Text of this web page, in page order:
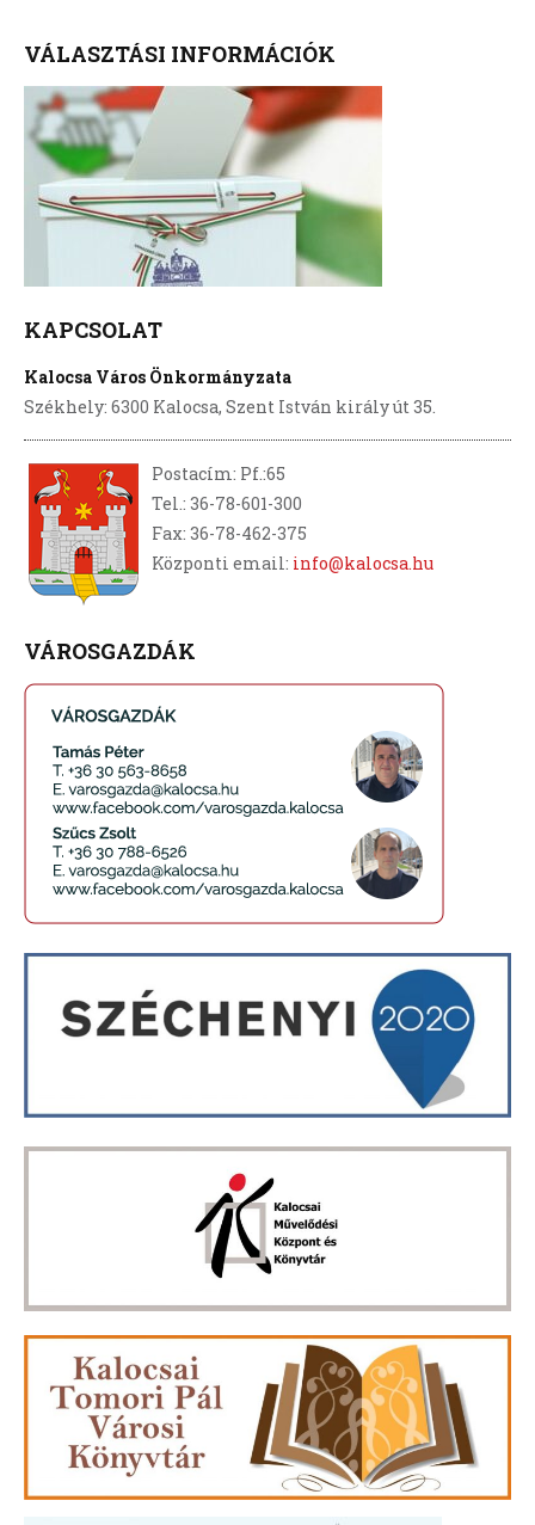
VÁLASZTÁSI INFORMÁCIÓK
KAPCSOLAT
Kalocsa Város Önkormányzata
Székhely: 6300 Kalocsa, Szent István király út 35.
Postacím: Pf.:65
Tel.: 36-78-601-300
Fax: 36-78-462-375
Központi email: info@kalocsa.hu
VÁROSGAZDÁK